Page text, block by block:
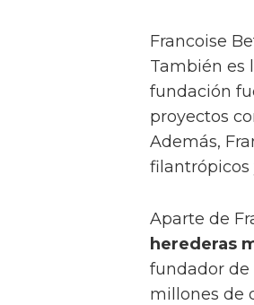
Francoise
También es
fundación
proyectos
Además,
filantrópicos
Aparte de
herederas
fundador de
millones de